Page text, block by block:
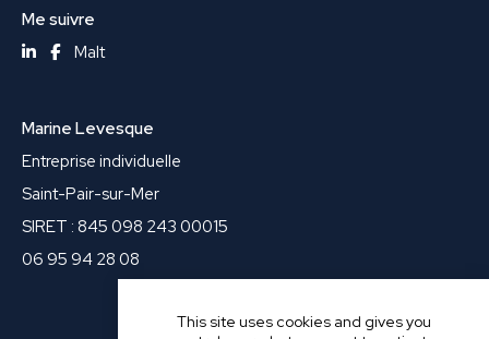
Me suivre
Malt
Marine Levesque
Entreprise individuelle
Saint-Pair-sur-Mer
SIRET : 845 098 243 00015
06 95 94 28 08
This site uses cookies and gives you